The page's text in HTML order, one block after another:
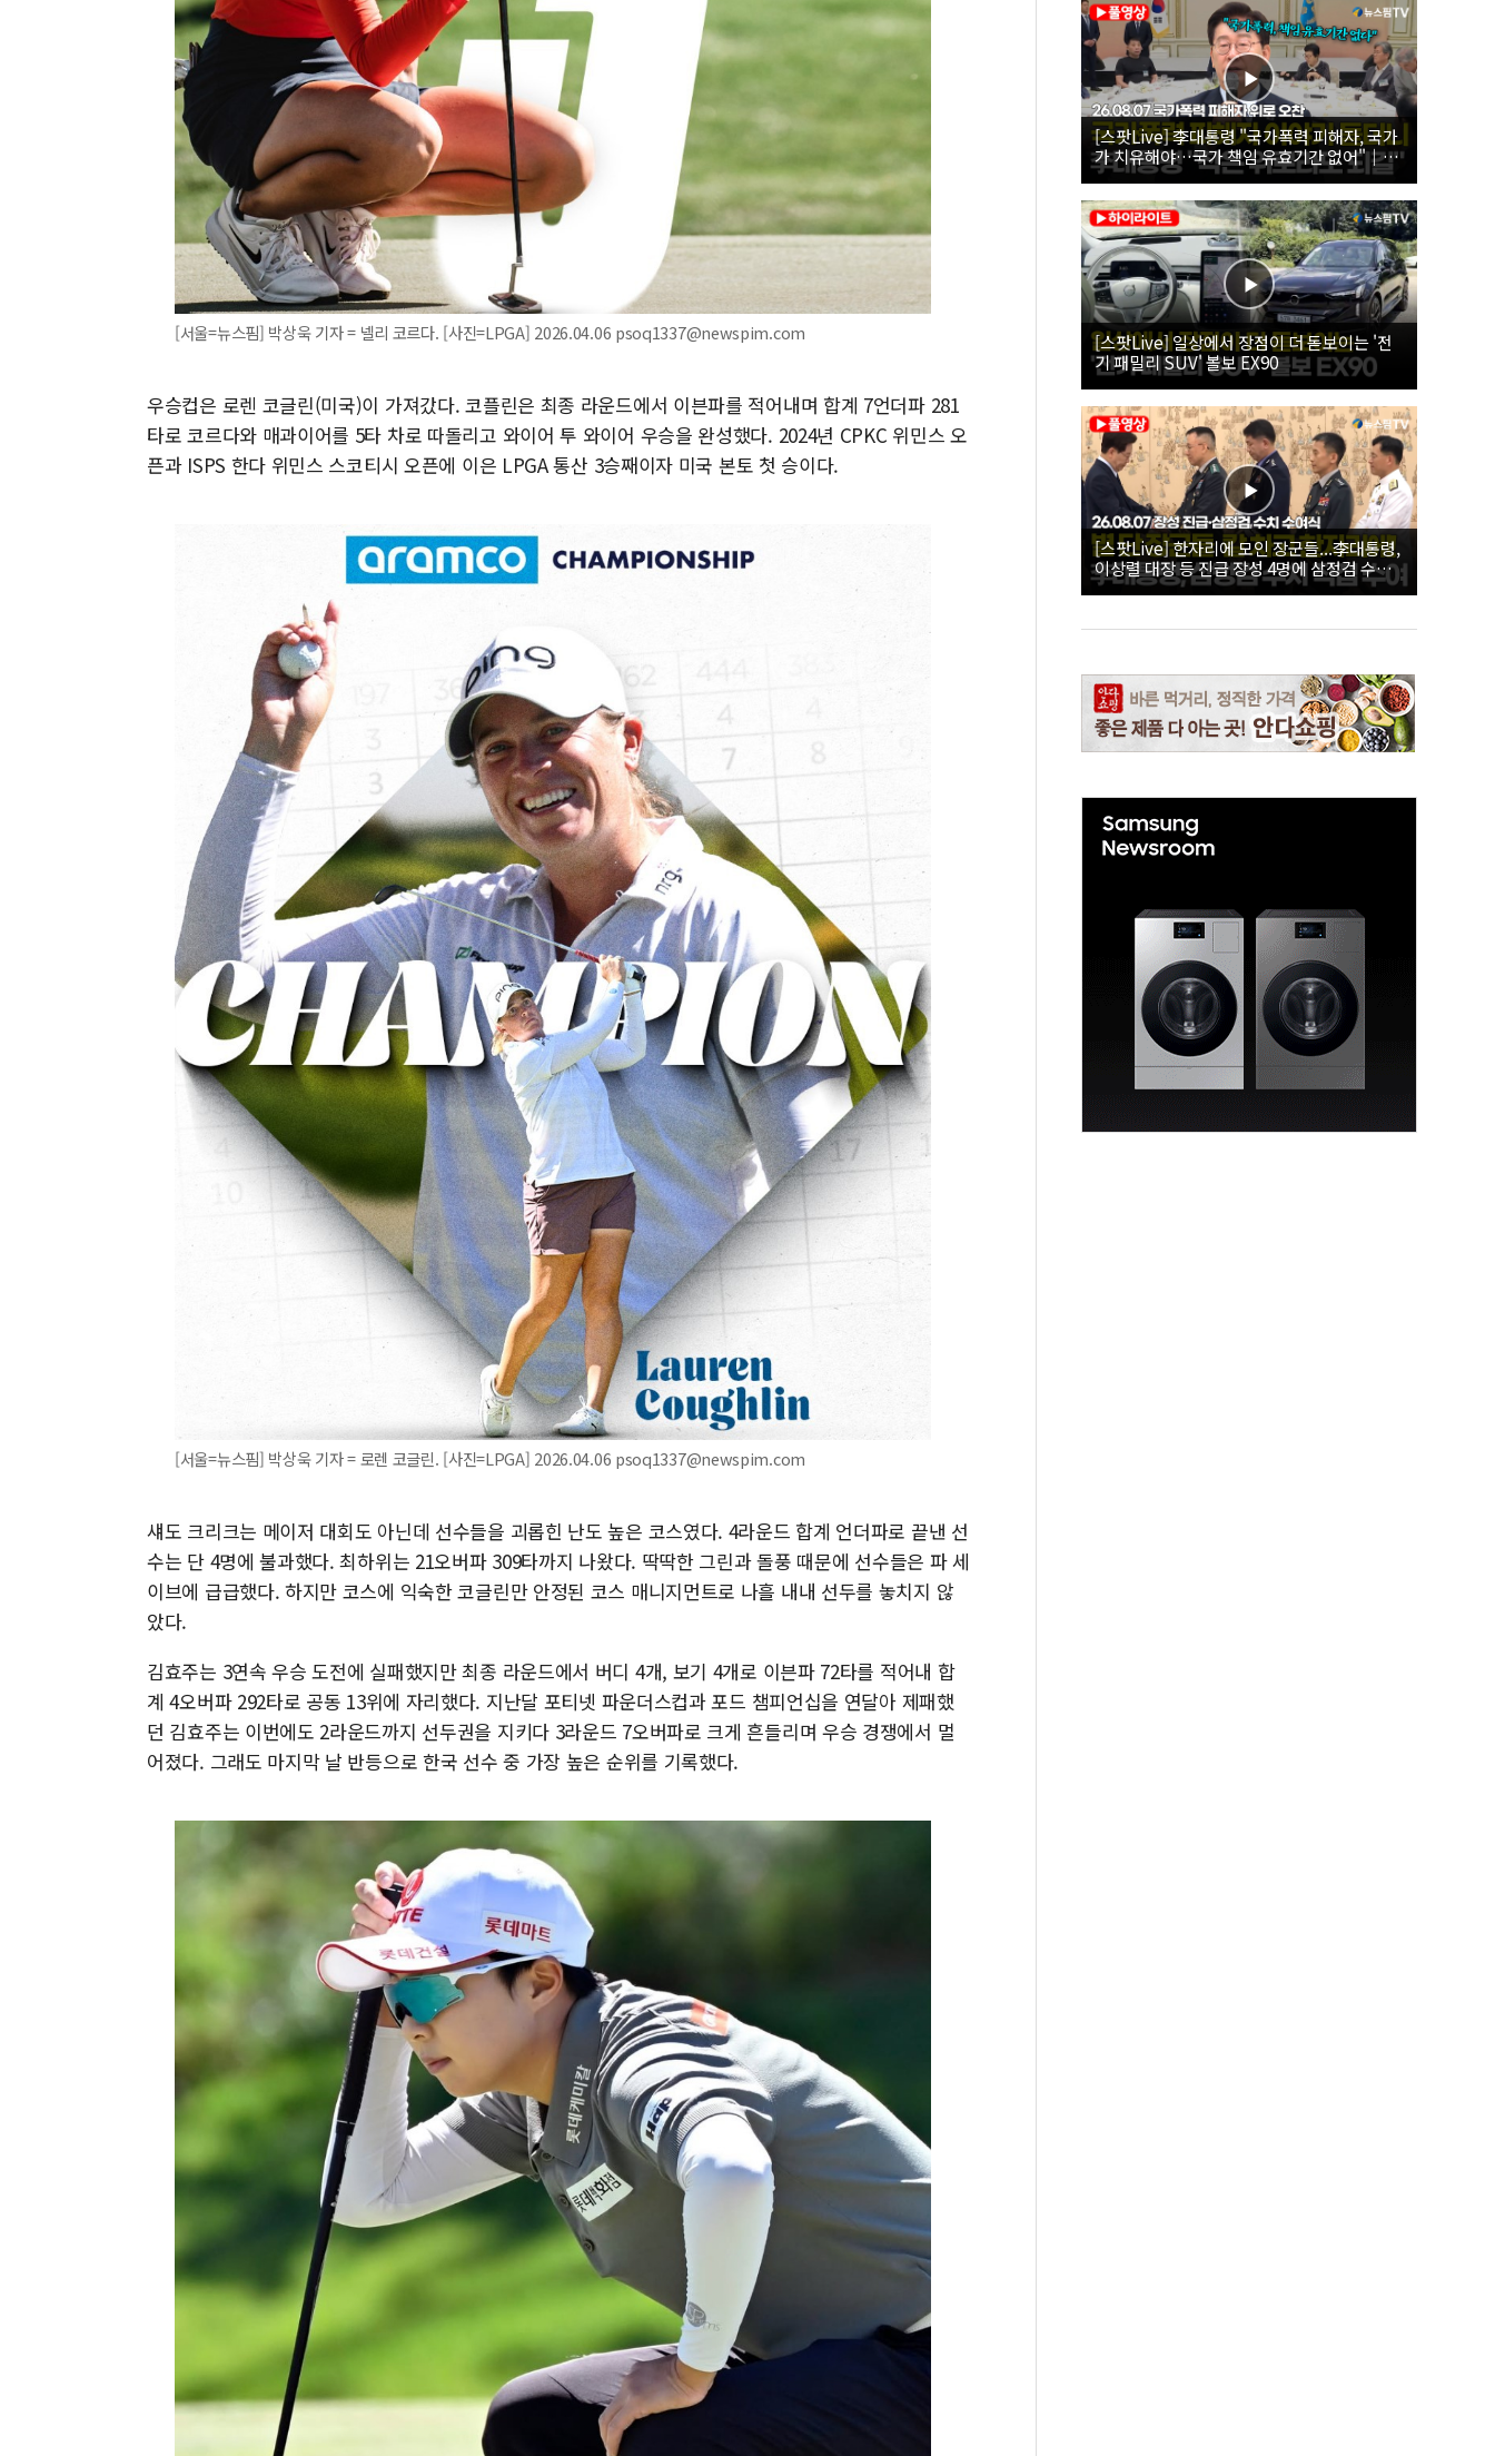
[서울=뉴스핌] 박상욱 기자 = 넬리 코르다. [사진=LPGA] 2026.04.06 psoq1337@newspim.com
우승컵은 로렌 코글린(미국)이 가져갔다. 코플린은 최종 라운드에서 이븐파를 적어내며 합계 7언더파 281
타로 코르다와 매과이어를 5타 차로 따돌리고 와이어 투 와이어 우승을 완성했다. 2024년 CPKC 위민스 오
픈과 ISPS 한다 위민스 스코티시 오픈에 이은 LPGA 통산 3승째이자 미국 본토 첫 승이다.
[서울=뉴스핌] 박상욱 기자 = 로렌 코글린. [사진=LPGA] 2026.04.06 psoq1337@newspim.com
섀도 크리크는 메이저 대회도 아닌데 선수들을 괴롭힌 난도 높은 코스였다. 4라운드 합계 언더파로 끝낸 선
수는 단 4명에 불과했다. 최하위는 21오버파 309타까지 나왔다. 딱딱한 그린과 돌풍 때문에 선수들은 파 세
이브에 급급했다. 하지만 코스에 익숙한 코글린만 안정된 코스 매니지먼트로 나흘 내내 선두를 놓치지 않
았다.
김효주는 3연속 우승 도전에 실패했지만 최종 라운드에서 버디 4개, 보기 4개로 이븐파 72타를 적어내 합
계 4오버파 292타로 공동 13위에 자리했다. 지난달 포티넷 파운더스컵과 포드 챔피언십을 연달아 제패했
던 김효주는 이번에도 2라운드까지 선두권을 지키다 3라운드 7오버파로 크게 흔들리며 우승 경쟁에서 멀
어졌다. 그래도 마지막 날 반등으로 한국 선수 중 가장 높은 순위를 기록했다.
[스팟Live] 李대통령 "국가폭력 피해자, 국가
가 치유해야…국가 책임 유효기간 없어"｜
26.08.07 국가폭력 피해자 위로 오찬
[스팟Live] 일상에서 장점이 더 돋보이는 '전
기 패밀리 SUV' 볼보 EX90
[스팟Live] 한자리에 모인 장군들...李대통령,
이상렬 대장 등 진급 장성 4명에 삼정검 수치
직접 수여｜26.08.07 장성 진급·삼정검 수치